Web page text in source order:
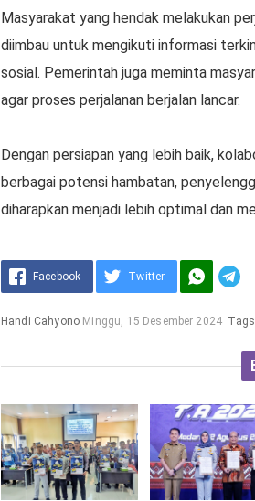
Masyarakat yang hendak melakukan
diimbau untuk mengikuti informasi
sosial. Pemerintah juga meminta
agar proses perjalanan berjalan lancar.
Dengan persiapan yang lebih baik,
berbagai potensi hambatan,
diharapkan menjadi lebih optimal dan
Facebook Twitter
Handi Cahyono Minggu, 15 Desember 2024